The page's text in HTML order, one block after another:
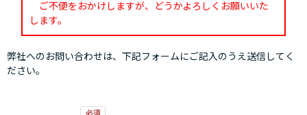
ご不便をおかけしますが、どうかよろしくお願いいた
します。
弊社へのお問い合わせは、下記フォームにご記入のうえ送信してく
ださい。